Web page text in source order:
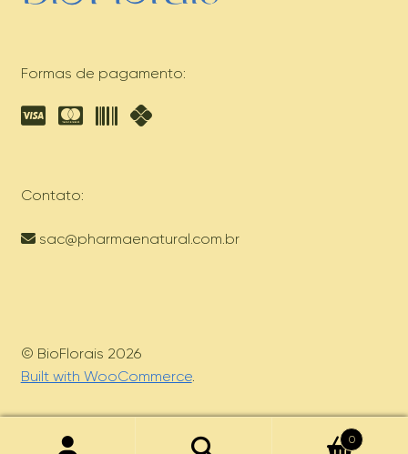
Formas de pagamento:
Contato:
sac@pharmaenatural.com.br
© BioFlorais 2026
Built with WooCommerce.
0